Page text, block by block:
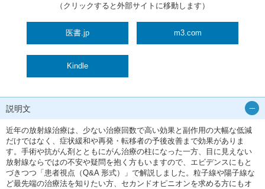
（クリックすると外部サイトに移動します）
医書.jp m3.com
Kindle
説明文
近年の放射線治療は、少ない治療回数で高い効果と副作用の大幅な低減
だけではなく、症状緩和や再発・転移者の予後改善まで効果がありま
す。手術や抗がん剤とともにがん治療の柱になった一方、目に見えない
放射線ならではの不安や疑問を抱く方もいますので、エビデンスにもと
づきつつ「患者視点（Q&A 形式）」で解説しました。粒子線や陽子線な
ど最先端の治療法を知りたい方、セカンドオピニオンを求める方にもオ